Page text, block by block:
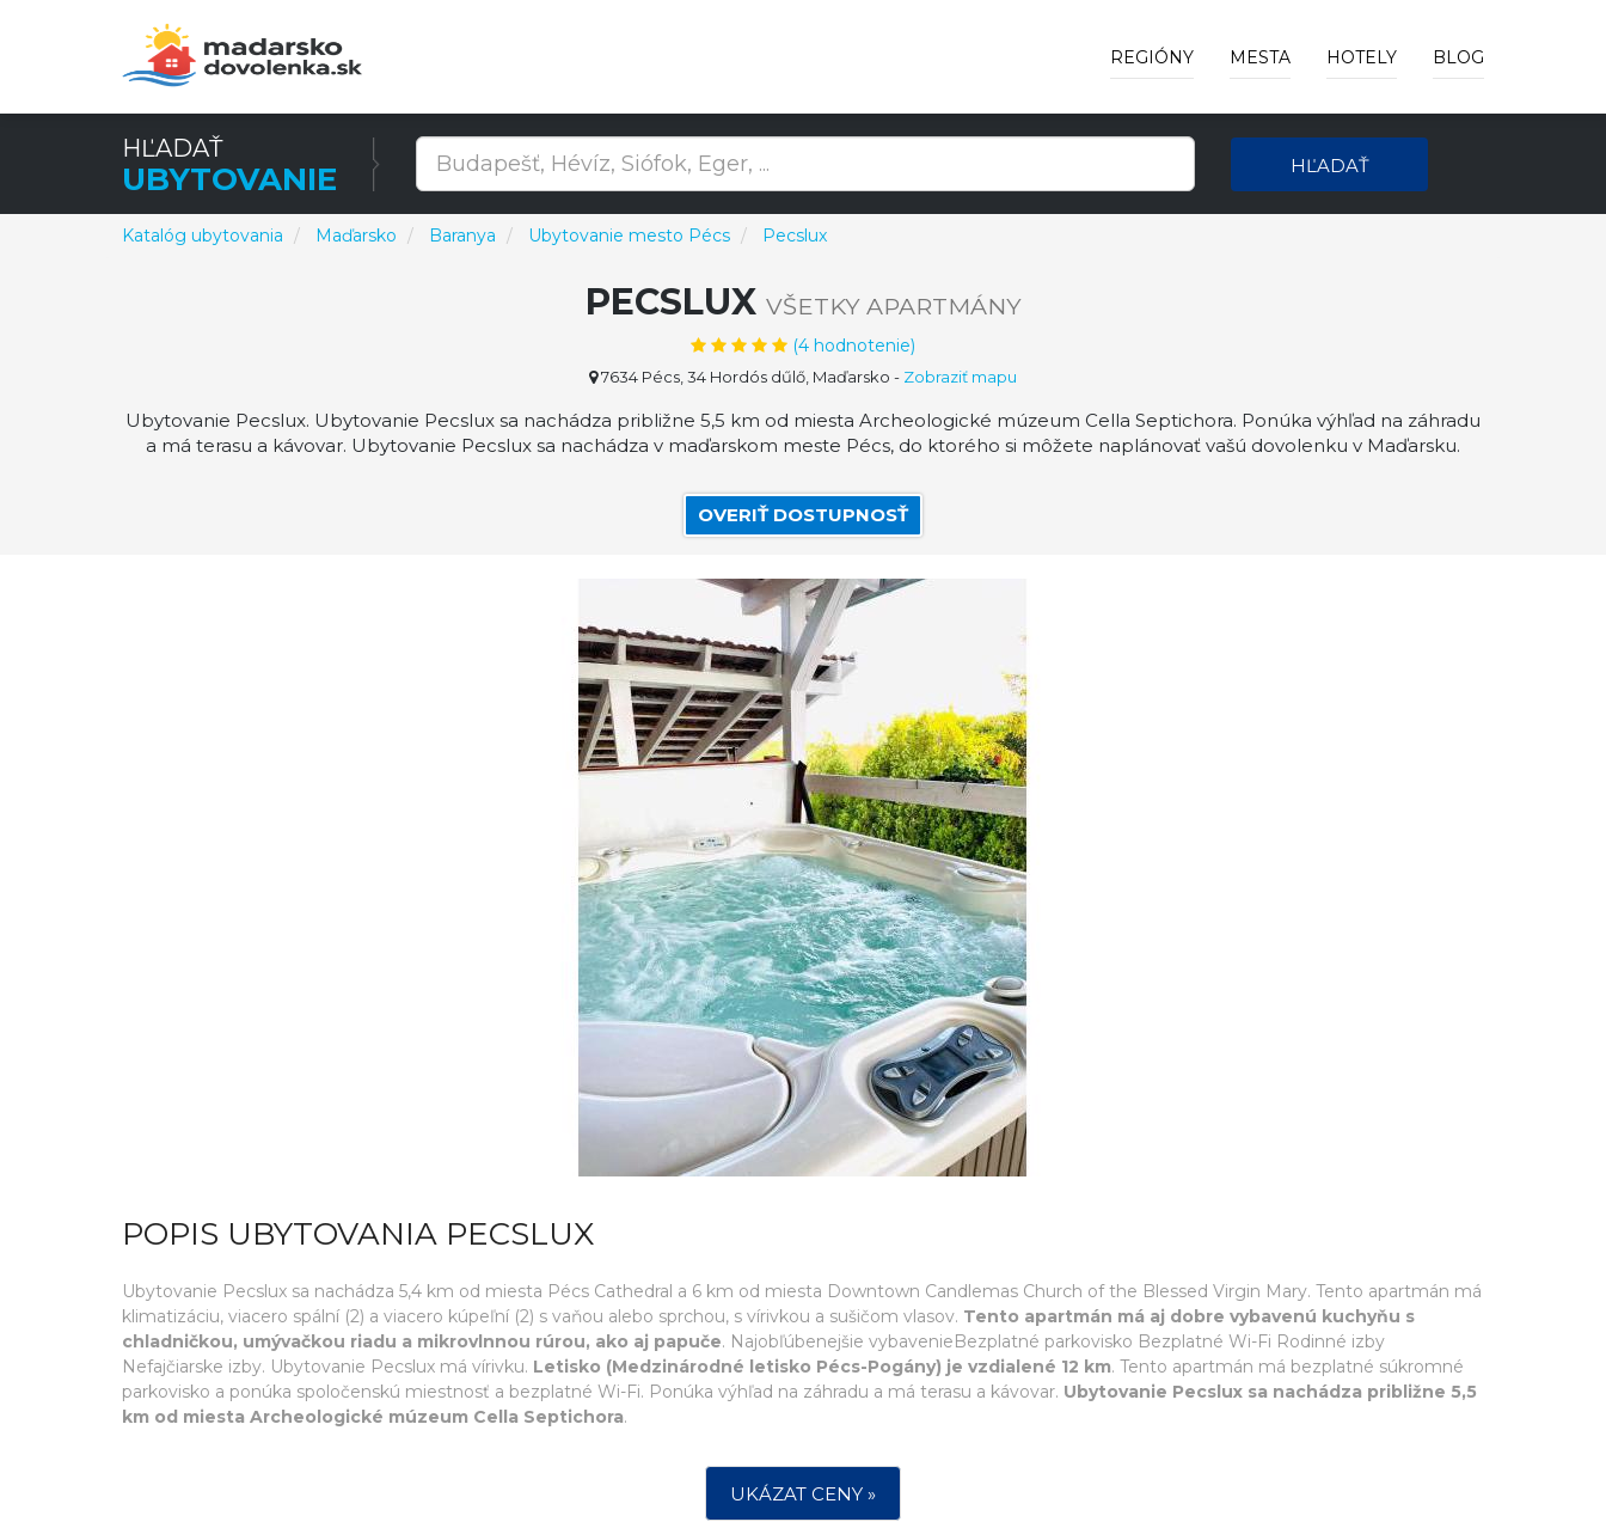
REGIÓNY MESTA HOTELY BLOG
HĽADAŤ
UBYTOVANIE HĽADAŤ
Katalóg ubytovania Maďarsko Baranya Ubytovanie mesto Pécs Pecslux
PECSLUX VŠETKY APARTMÁNY
(4 hodnotenie)
7634 Pécs, 34 Hordós dűlő, Maďarsko - Zobraziť mapu
Ubytovanie Pecslux. Ubytovanie Pecslux sa nachádza približne 5,5 km od miesta Archeologické múzeum Cella Septichora. Ponúka výhľad na záhradu
a má terasu a kávovar. Ubytovanie Pecslux sa nachádza v maďarskom meste Pécs, do ktorého si môžete naplánovať vašú dovolenku v Maďarsku.
OVERIŤ DOSTUPNOSŤ
POPIS UBYTOVANIA PECSLUX
Ubytovanie Pecslux sa nachádza 5,4 km od miesta Pécs Cathedral a 6 km od miesta Downtown Candlemas Church of the Blessed Virgin Mary. Tento apartmán má
klimatizáciu, viacero spální (2) a viacero kúpeľní (2) s vaňou alebo sprchou, s vírivkou a sušičom vlasov. Tento apartmán má aj dobre vybavenú kuchyňu s
chladničkou, umývačkou riadu a mikrovlnnou rúrou, ako aj papuče. Najobľúbenejšie vybavenieBezplatné parkovisko Bezplatné Wi-Fi Rodinné izby
Nefajčiarske izby. Ubytovanie Pecslux má vírivku. Letisko (Medzinárodné letisko Pécs-Pogány) je vzdialené 12 km. Tento apartmán má bezplatné súkromné
parkovisko a ponúka spoločenskú miestnosť a bezplatné Wi-Fi. Ponúka výhľad na záhradu a má terasu a kávovar. Ubytovanie Pecslux sa nachádza približne 5,5
km od miesta Archeologické múzeum Cella Septichora.
UKÁZAT CENY »